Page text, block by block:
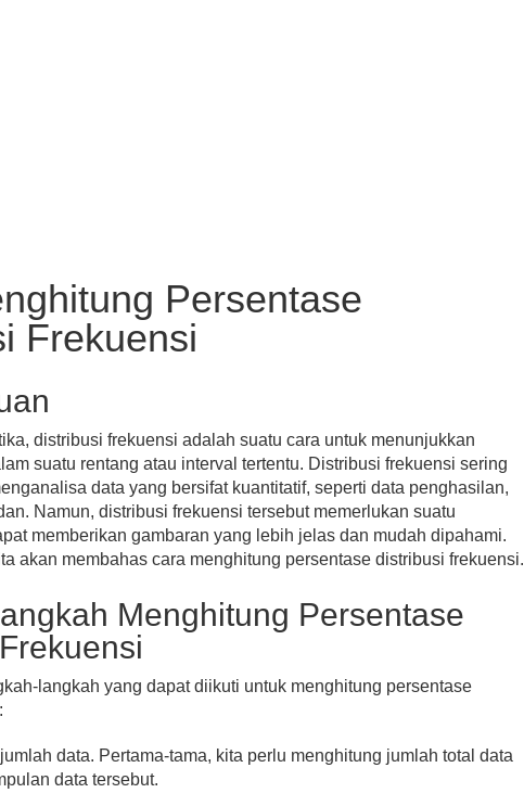
Persentase
Frekuensi
distribusi frekuensi adalah suatu cara untuk menunjukkan
suatu rentang atau interval tertentu. Distribusi frekuensi sering
data yang bersifat kuantitatif, seperti data penghasilan,
Namun, distribusi frekuensi tersebut memerlukan suatu
memberikan gambaran yang lebih jelas dan mudah dipahami.
akan membahas cara menghitung persentase distribusi frekuensi.
Menghitung Persentase
langkah yang dapat diikuti untuk menghitung persentase
data. Pertama-tama, kita perlu menghitung jumlah total data
data tersebut.